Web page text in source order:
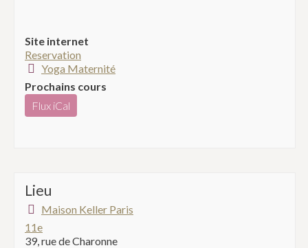
Site internet
Reservation
Yoga Maternité
Prochains cours
Flux iCal
Lieu
Maison Keller Paris
11e
39, rue de Charonne